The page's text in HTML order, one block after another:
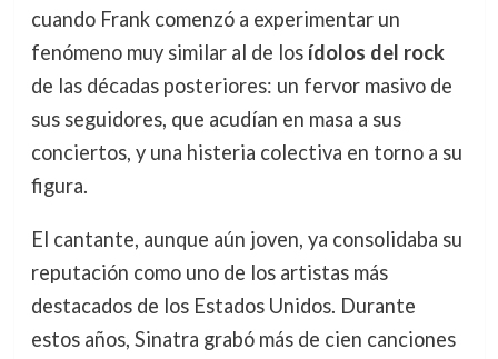
cuando Frank comenzó a experimentar un
fenómeno muy similar al de los ídolos del rock
de las décadas posteriores: un fervor masivo de
sus seguidores, que acudían en masa a sus
conciertos, y una histeria colectiva en torno a su
figura.
El cantante, aunque aún joven, ya consolidaba su
reputación como uno de los artistas más
destacados de los Estados Unidos. Durante
estos años, Sinatra grabó más de cien canciones